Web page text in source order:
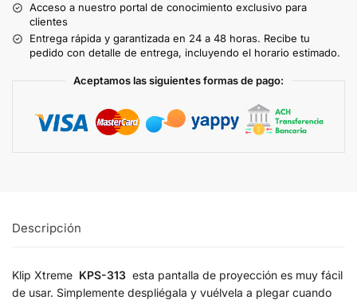
Acceso a nuestro portal de conocimiento exclusivo para
clientes
Entrega rápida y garantizada en 24 a 48 horas. Recibe tu
pedido con detalle de entrega, incluyendo el horario estimado.
Aceptamos las siguientes formas de pago:
Descripción
Klip Xtreme KPS-313 esta pantalla de proyección es muy fácil
de usar. Simplemente despliégala y vuélvela a plegar cuando